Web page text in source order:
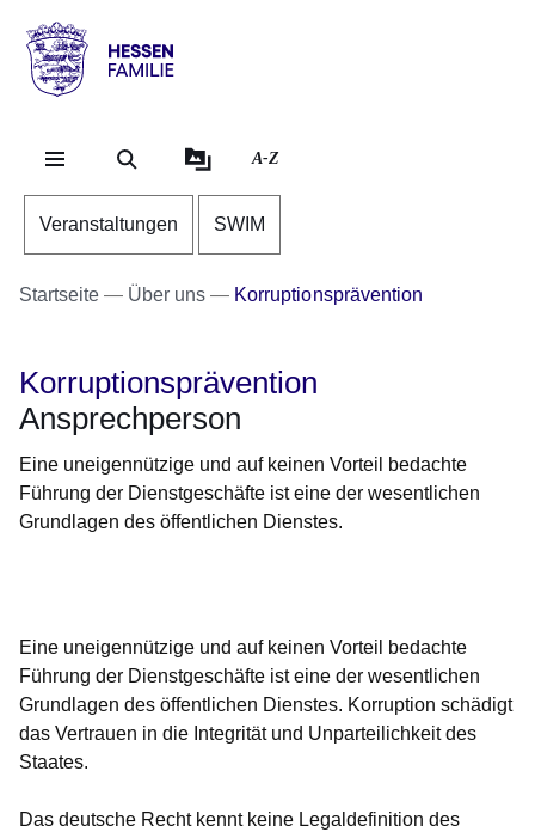
Hessen
Familie
A-Z
Veranstaltungen SWIM
Startseite Über uns Korruptionsprävention
Korruptionsprävention
Ansprechperson
Eine uneigennützige und auf keinen Vorteil bedachte
Führung der Dienstgeschäfte ist eine der wesentlichen
Grundlagen des öffentlichen Dienstes.
Eine uneigennützige und auf keinen Vorteil bedachte
Führung der Dienstgeschäfte ist eine der wesentlichen
Grundlagen des öffentlichen Dienstes. Korruption schädigt
das Vertrauen in die Integrität und Unparteilichkeit des
Staates.
Das deutsche Recht kennt keine Legaldefinition des